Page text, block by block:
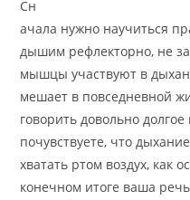
Сн
ачала нужно научиться
дышим рефлекторно, не
мышцы участвуют в
мешает в повседневной
говорить довольно
почувствуете, что
хватать ртом воздух, как
конечном итоге ваша